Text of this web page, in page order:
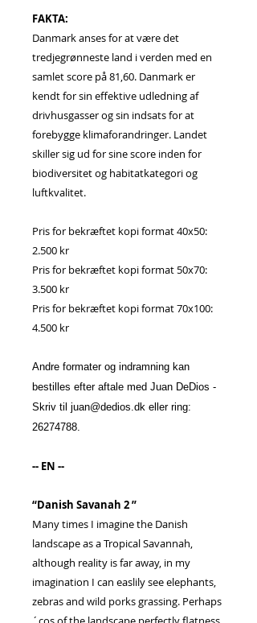
FAKTA:
Danmark anses for at være det
tredjegrønneste land i verden med en
samlet score på 81,60. Danmark er
kendt for sin effektive udledning af
drivhusgasser og sin indsats for at
forebygge klimaforandringer. Landet
skiller sig ud for sine score inden for
biodiversitet og habitatkategori og
luftkvalitet.
Pris for bekræftet kopi format 40x50:
2.500 kr
Pris for bekræftet kopi format 50x70:
3.500 kr
Pris for bekræftet kopi format 70x100:
4.500 kr
Andre formater og indramning kan
bestilles efter aftale med Juan DeDios -
Skriv til juan@dedios.dk eller ring:
26274788.
-- EN --
“Danish Savanah 2 ”
Many times I imagine the Danish
landscape as a Tropical Savannah,
although reality is far away, in my
imagination I can easlily see elephants,
zebras and wild porks grassing. Perhaps